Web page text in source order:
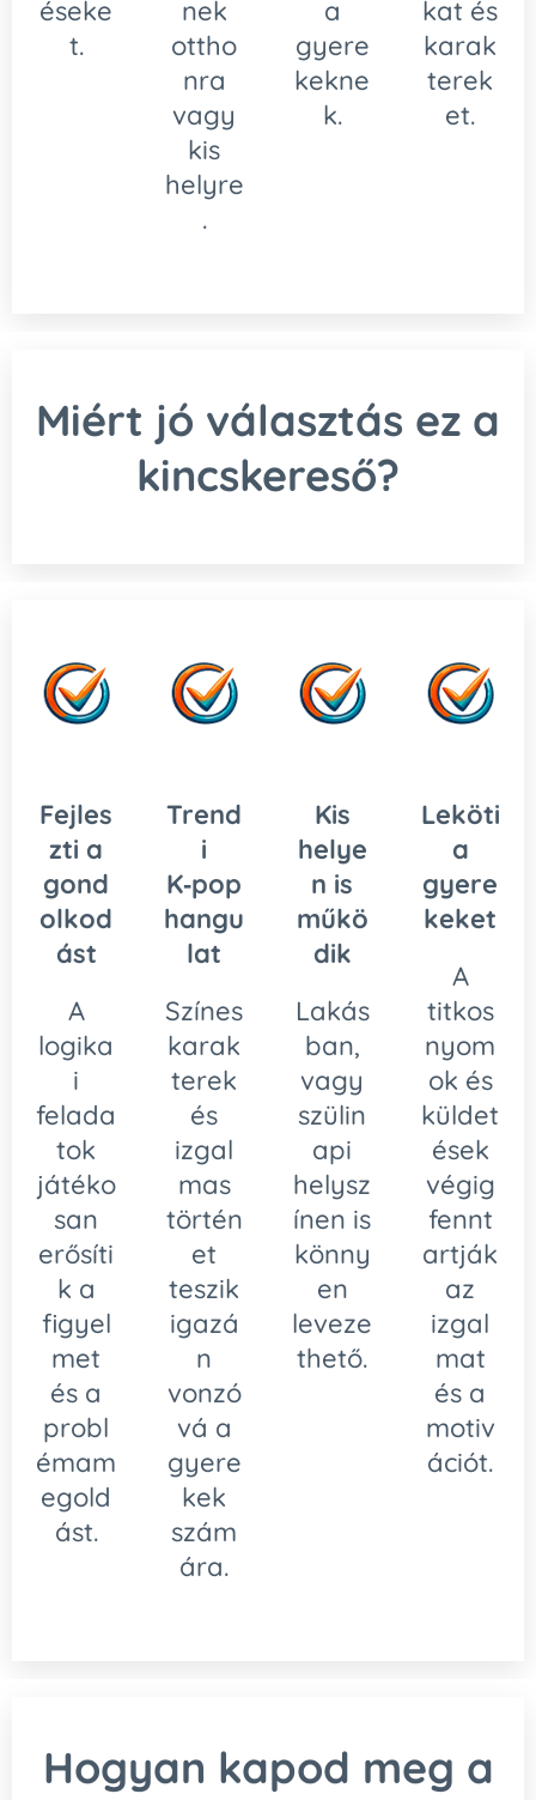
éseke
t.
nek
ottho
nra
vagy
kis
helyre
.
a
gyere
kekne
k.
kat és
karak
terek
et.
Miért jó választás ez a
kincskereső?
Fejles
zti a
gond
olkod
ást
A
logika
i
felada
tok
játéko
san
erősíti
k a
figyel
met
és a
probl
émam
egold
ást.
Trend
i
K‑pop
hangu
lat
Színes
karak
terek
és
izgal
mas
történ
et
teszik
igazá
n
vonzó
vá a
gyere
kek
szám
ára.
Kis
helye
n is
műkö
dik
Lakás
ban,
vagy
szülin
api
helysz
ínen is
könny
en
leveze
thető.
Leköti
a
gyere
keket
A
titkos
nyom
ok és
küldet
ések
végig
fennt
artják
az
izgal
mat
és a
motiv
ációt.
Hogyan kapod meg a